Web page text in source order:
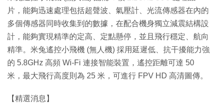
片，能夠迅速處理包括超聲波、氣壓計、光流傳感器在內的
多個傳感器同時收集到的數據，在配合機身獨立減震結構設
計，能夠實現精準的定高、定點懸停，並且飛行穩定、航向
精準。米兔遙控小飛機 (無人機) 採用延遲低、抗干擾能力強
的 5.8GHz 高頻 Wi-Fi 連接智能裝置，遙控距離可達 50
米，最大飛行高度則為 25 米，可進行 FPV HD 高清圖傳。
【精選消息】